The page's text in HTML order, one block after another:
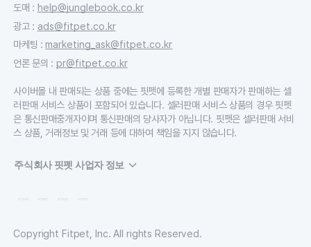
도매 : help@junglebook.co.kr
광고: ads@fitpet.co.kr
마케팅 : marketing_ask@fitpet.co.kr
언론 문의 : pr@fitpet.co.kr
사이버몰 내 판매되는 상품 중에는 핏펫에 등록한 개별 판매자가 판매하는 셀
러판매 서비스 상품이 포함되어 있습니다. 셀러판매 서비스 상품의 경우 핏펫
은 통신판매중개자이며 통신판매의 당사자가 아닙니다. 핏펫은 셀러판매 서비
스 상품, 거래정보 및 거래 등에 대하여 책임을 지지 않습니다.
주식회사 핏펫 사업자 정보
Copyright Fitpet, Inc. All rights Reserved.